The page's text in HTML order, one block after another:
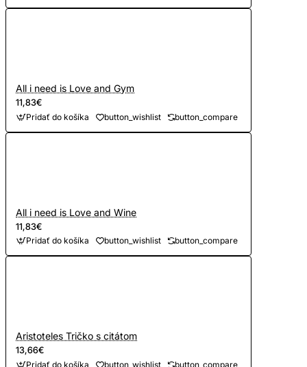
All i need is Love and Gym
11,83€
Pridať do košíka button_wishlist button_compare
All i need is Love and Wine
11,83€
Pridať do košíka button_wishlist button_compare
Aristoteles Tričko s citátom
13,66€
Pridať do košíka button_wishlist button_compare